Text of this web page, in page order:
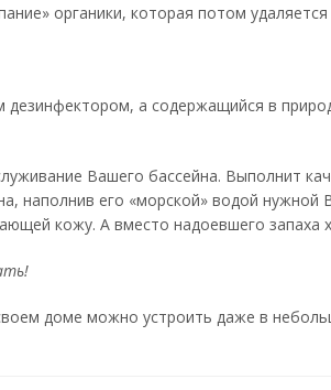
органики, которая потом
дезинфектором, а содержащийся в
Вашего бассейна. Выполнит
наполнив его «морской» водой нужной
кожу. А вместо надоевшего
доме можно устроить даже в